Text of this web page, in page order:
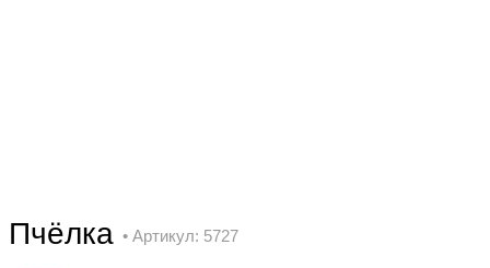
Пчёлка • Артикул: 5727